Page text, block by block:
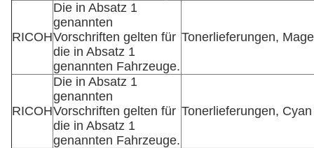
RICOH
Die in Absatz 1
genannten
Vorschriften gelten für
die in Absatz 1
genannten Fahrzeuge.
Tonerlieferungen,
RICOH
Die in Absatz 1
genannten
Vorschriften gelten für
die in Absatz 1
genannten Fahrzeuge.
Tonerlieferungen,